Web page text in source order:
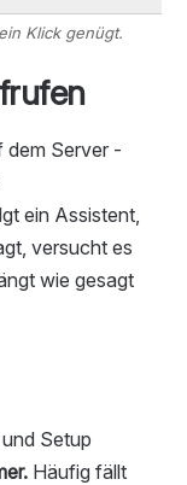
Klick genügt.
dem Server -
ein Assistent,
versucht es
wie gesagt
Setup
Häufig fällt